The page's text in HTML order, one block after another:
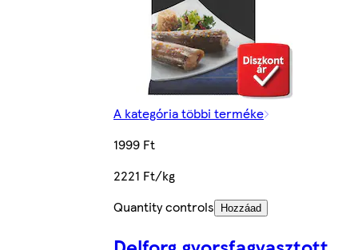
A kategória többi terméke
1999 Ft
2221 Ft/kg
Quantity controls
Hozzáad